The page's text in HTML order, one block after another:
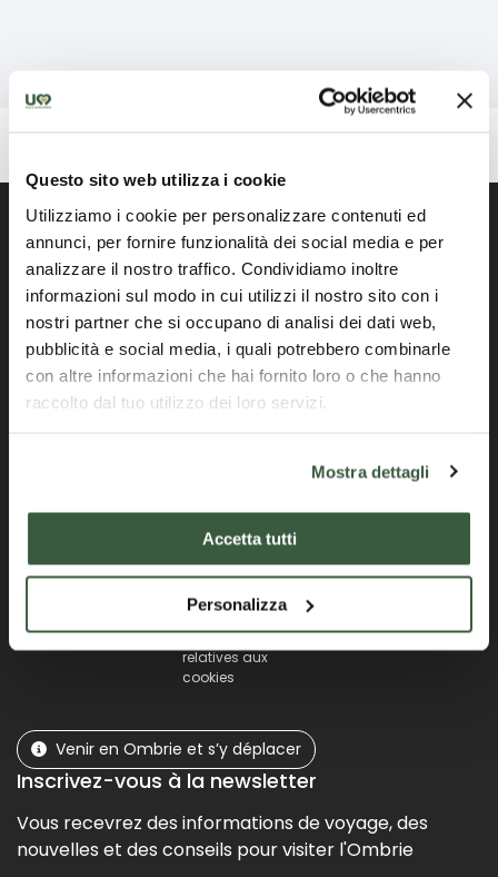
Questo sito web utilizza i cookie
Utilizziamo i cookie per personalizzare contenuti ed
annunci, per fornire funzionalità dei social media e per
analizzare il nostro traffico. Condividiamo inoltre
informazioni sul modo in cui utilizzi il nostro sito con i
nostri partner che si occupano di analisi dei dati web,
pubblicità e social media, i quali potrebbero combinarle
con altre informazioni che hai fornito loro o che hanno
raccolto dal tuo utilizzo dei loro servizi.
Mostra dettagli
Accetta tutti
Personalizza
Portail officiel de la Région Ombrie
Find us
Plan du site Accessibilité
Mentions légales
Politique de
confidentialité
Comité éditorial
Préférences
relatives aux
cookies
Venir en Ombrie et s’y déplacer
Inscrivez-vous à la newsletter
Vous recevrez des informations de voyage, des
nouvelles et des conseils pour visiter l'Ombrie